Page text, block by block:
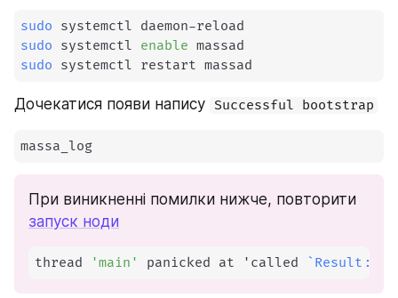
sudo
sudo systemctl enable
sudo systemctl restart massad
Дочекатися появи напису Successful bootstrap
massa_log
запуск ноди
thread 'main' panicked at 'called `